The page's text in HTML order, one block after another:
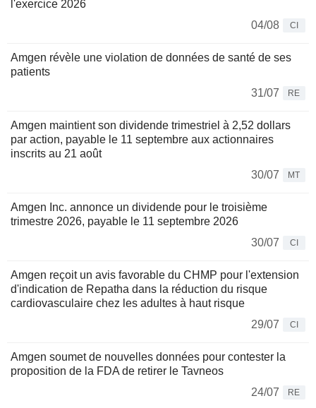
l'exercice 2026
04/08
CI
Amgen révèle une violation de données de santé de ses
patients
31/07
RE
Amgen maintient son dividende trimestriel à 2,52 dollars
par action, payable le 11 septembre aux actionnaires
inscrits au 21 août
30/07
MT
Amgen Inc. annonce un dividende pour le troisième
trimestre 2026, payable le 11 septembre 2026
30/07
CI
Amgen reçoit un avis favorable du CHMP pour l'extension
d'indication de Repatha dans la réduction du risque
cardiovasculaire chez les adultes à haut risque
29/07
CI
Amgen soumet de nouvelles données pour contester la
proposition de la FDA de retirer le Tavneos
24/07
RE